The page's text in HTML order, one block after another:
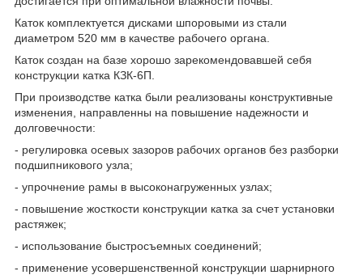
Каток комплектуется дисками шпоровыми из стали
диаметром 520 мм в качестве рабочего органа.
Каток создан на базе хорошо зарекомендовавшей себя
конструкции катка КЗК-6П.
При производстве катка были реализованы конструктивные
изменения, направленны на повышение надежности и
долговечности:
- регулировка осевых зазоров рабочих органов без разборки
подшипникового узла;
- упрочнение рамы в высоконагруженных узлах;
- повышение жосткости конструкции катка за счет установки
растяжек;
- использование быстросъемных соединений;
- применение усовершенственной конструкции шарнирного